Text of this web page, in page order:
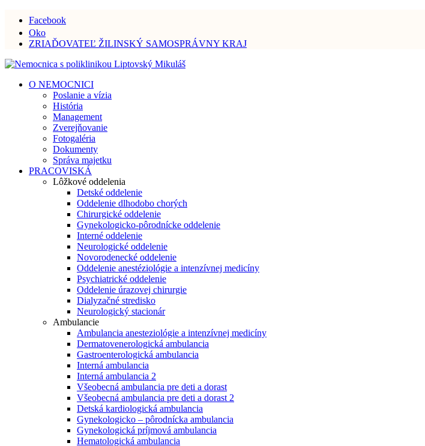
Facebook
Oko
ZRIAĎOVATEĽ ŽILINSKÝ SAMOSPRÁVNY KRAJ
O NEMOCNICI
Poslanie a vízia
História
Management
Zverejňovanie
Fotogaléria
Dokumenty
Správa majetku
PRACOVISKÁ
Lôžkové oddelenia
Detské oddelenie
Oddelenie dlhodobo chorých
Chirurgické oddelenie
Gynekologicko-pôrodnícke oddelenie
Interné oddelenie
Neurologické oddelenie
Novorodenecké oddelenie
Oddelenie anestéziológie a intenzívnej medicíny
Psychiatrické oddelenie
Oddelenie úrazovej chirurgie
Dialyzačné stredisko
Neurologický stacionár
Ambulancie
Ambulancia anesteziológie a intenzívnej medicíny
Dermatovenerologická ambulancia
Gastroenterologická ambulancia
Interná ambulancia
Interná ambulancia 2
Všeobecná ambulancia pre deti a dorast
Všeobecná ambulancia pre deti a dorast 2
Detská kardiologická ambulancia
Gynekologicko – pôrodnícka ambulancia
Gynekologická príjmová ambulancia
Hematologická ambulancia